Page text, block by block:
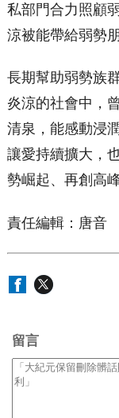
私部門合力照顧
涼被能帶給弱勢
長期幫助弱勢族
炎涼的社會中，
清泉，能感動浸
讓愛持續擴大，
勢崛起、再創高峰
責任編輯：唐音
留言